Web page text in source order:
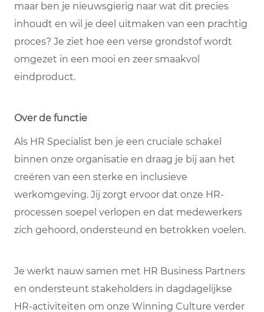
maar ben je nieuwsgierig naar wat dit precies
inhoudt en wil je deel uitmaken van een prachtig
proces? Je ziet hoe een verse grondstof wordt
omgezet in een mooi en zeer smaakvol
eindproduct.
Over de functie
Als HR Specialist ben je een cruciale schakel
binnen onze organisatie en draag je bij aan het
creëren van een sterke en inclusieve
werkomgeving. Jij zorgt ervoor dat onze HR-
processen soepel verlopen en dat medewerkers
zich gehoord, ondersteund en betrokken voelen.
Je werkt nauw samen met HR Business Partners
en ondersteunt stakeholders in dagdagelijkse
HR-activiteiten om onze Winning Culture verder